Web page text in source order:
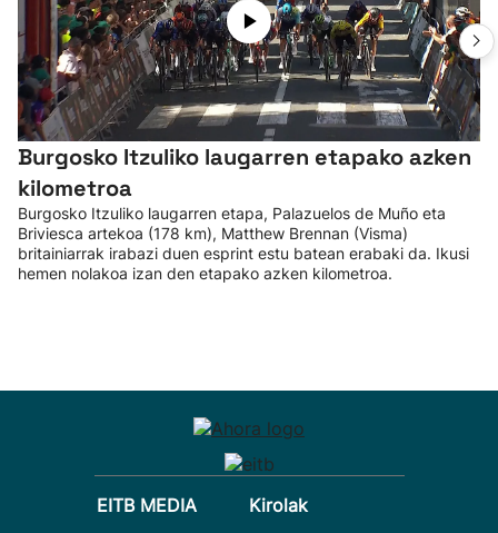
Burgosko Itzuliko laugarren etapako azken
kilometroa
Burgosko Itzuliko laugarren etapa, Palazuelos de Muño eta
Briviesca artekoa (178 km), Matthew Brennan (Visma)
britainiarrak irabazi duen esprint estu batean erabaki da. Ikusi
hemen nolakoa izan den etapako azken kilometroa.
EITB MEDIA
Kirolak